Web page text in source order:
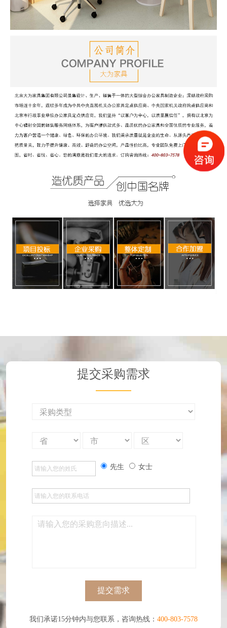
提交采购需求
先生 女士
提交需求
我们承诺15分钟内与您联系，咨询热线： 400-803-7578